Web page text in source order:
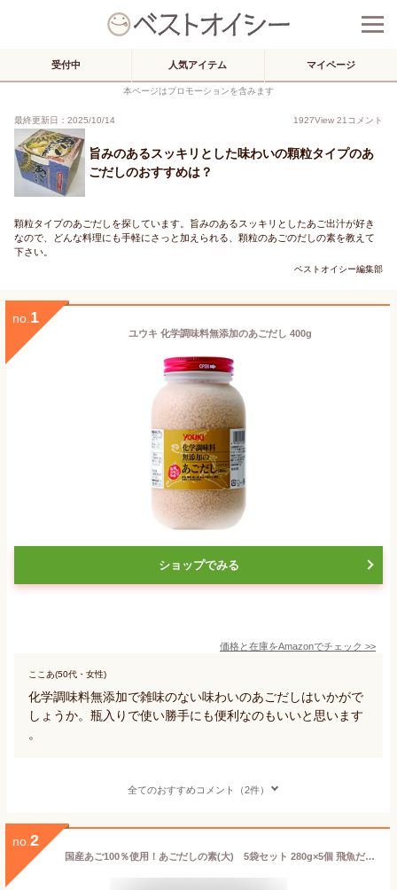
受付中 人気アイテム マイページ
本ページはプロモーションを含みます
最終更新日：2025/10/14 1927View 21 コメント
旨みのあるスッキリとした味わいの顆粒タイプのあ
ごだしのおすすめは？
顆粒タイプのあごだしを探しています。旨みのあるスッキリとしたあご出汁が好き
なので、どんな料理にも手軽にさっと加えられる、顆粒のあごのだしの素を教えて
下さい。
ベストオイシー編集部
no. 1
ユウキ 化学調味料無添加のあごだし 400g
ショップでみる
価格と在庫をAmazonでチェック >>
ここあ(50代・女性)
化学調味料無添加で雑味のない味わいのあごだしはいかがで
しょうか。瓶入りで使い勝手にも便利なのもいいと思います
。
全てのおすすめコメント（2件）
no. 2
国産あご100％使用！あごだしの素(大) 5袋セット 280g×5個 飛魚だし だしの素 顆粒だし 国産あご 汁物 うどん 鍋物 炒め物 万能だし アゴ出汁 季折